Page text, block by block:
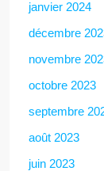
janvier 2024
décembre
novembre
octobre 2023
septembre
août 2023
juin 2023